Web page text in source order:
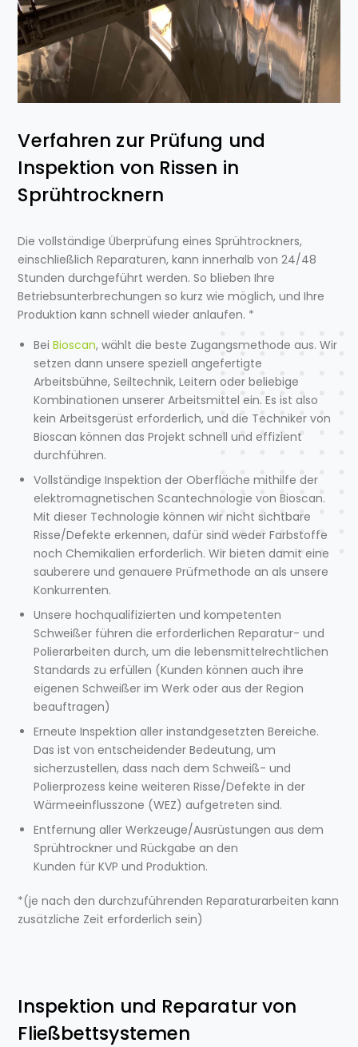
Verfahren zur Prüfung und
Inspektion von Rissen in
Sprühtrocknern
Die vollständige Überprüfung eines Sprühtrockners,
einschließlich Reparaturen, kann innerhalb von 24/48
Stunden durchgeführt werden. So blieben Ihre
Betriebsunterbrechungen so kurz wie möglich, und Ihre
Produktion kann schnell wieder anlaufen. *
BeiBioscan, wählt die beste Zugangsmethode aus. Wir
setzen dann unsere speziell angefertigte
Arbeitsbühne, Seiltechnik, Leitern oder beliebige
Kombinationen unserer Arbeitsmittel ein. Es ist also
kein Arbeitsgerüst erforderlich, und die Techniker von
Bioscan können das Projekt schnell und effizient
durchführen.
Vollständige Inspektion der Oberfläche mithilfe der
elektromagnetischen Scantechnologie von Bioscan.
Mit dieser Technologie können wir nicht sichtbare
Risse/Defekte erkennen, dafür sind weder Farbstoffe
noch Chemikalien erforderlich. Wir bieten damit eine
sauberere und genauere Prüfmethode an als unsere
Konkurrenten.
Unsere hochqualifizierten und kompetenten
Schweißer führen die erforderlichen Reparatur- und
Polierarbeiten durch, um die lebensmittelrechtlichen
Standards zu erfüllen (Kunden können auch ihre
eigenen Schweißer im Werk oder aus der Region
beauftragen)
Erneute Inspektion aller instandgesetzten Bereiche.
Das ist von entscheidender Bedeutung, um
sicherzustellen, dass nach dem Schweiß- und
Polierprozess keine weiteren Risse/Defekte in der
Wärmeeinflusszone (WEZ) aufgetreten sind.
Entfernung aller Werkzeuge/Ausrüstungen aus dem
Sprühtrockner und Rückgabe an den
Kunden für KVP und Produktion.
*(je nach den durchzuführenden Reparaturarbeiten kann
zusätzliche Zeit erforderlich sein)
Inspektion und Reparatur von
Fließbettsystemen